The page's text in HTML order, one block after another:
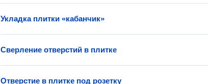
Укладка плитки «кабанчик»
Сверление отверстий в плитке
Отверстие в плитке под розетку